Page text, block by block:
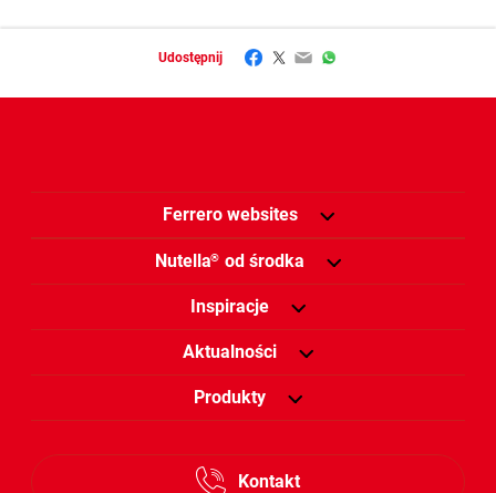
Udostępnij Facebook
Twitter
EmailWhatsApp
Ferrero websites
Nutella® od środka
Inspiracje
Aktualności
Produkty
Kontakt